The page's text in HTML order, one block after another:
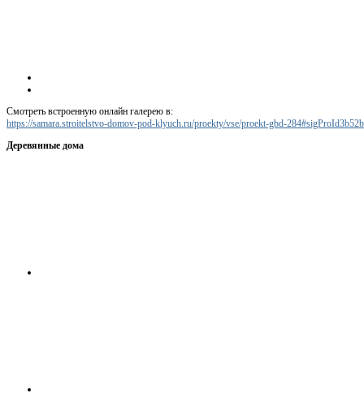
Смотреть встроенную онлайн галерею в:
https://samara.stroitelstvo-domov-pod-klyuch.ru/proekty/vse/proekt-gbd-
Деревянные дома